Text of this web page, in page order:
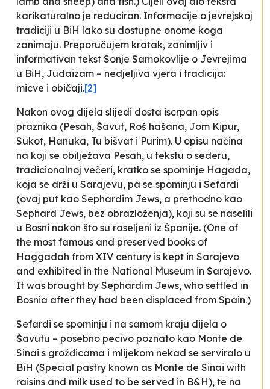
karikaturalno je reduciran. Informacije o jevrejskoj
tradiciji u BiH lako su dostupne onome koga
zanimaju. Preporučujem kratak, zanimljiv i
informativan tekst Sonje Samokovlije o Jevrejima
u BiH, Judaizam – nedjeljiva vjera i tradicija:
micve i običaji.[2]
Nakon ovog dijela slijedi dosta iscrpan opis
praznika (Pesah, Šavut, Roš hašana, Jom Kipur,
Sukot, Hanuka, Tu bišvat i Purim). U opisu načina
na koji se obilježava Pesah, u tekstu o sederu,
tradicionalnoj večeri, kratko se spominje Hagada,
koja se drži u Sarajevu, pa se spominju i Sefardi
(ovaj put kao Sephardim Jews, a prethodno kao
Sephard Jews, bez obrazloženja), koji su se naselili
u Bosni nakon što su raseljeni iz Španije. (One of
the most famous and preserved books of
Haggadah from XIV century is kept in Sarajevo
and exhibited in the National Museum in Sarajevo.
It was brought by Sephardim Jews, who settled in
Bosnia after they had been displaced from Spain.)
Sefardi se spominju i na samom kraju dijela o
Šavutu – posebno pecivo poznato kao Monte de
Sinai s grožđicama i mlijekom nekad se serviralo u
BiH (Special pastry known as Monte de Sinai with
raisins and milk used to be served in B&H), te na